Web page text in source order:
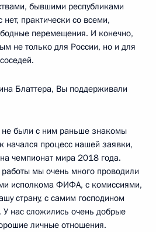
бывшими республиками
практически со всеми,
перемещения. И конечно,
не только для России, но и для
Блаттера, Вы поддерживали
были с ним раньше знакомы
начался процесс нашей заявки,
чемпионат мира 2018 года.
мы очень много проводили
исполкома ФИФА, с комиссиями,
страну, с самим господином
У нас сложились очень добрые
личные отношения.